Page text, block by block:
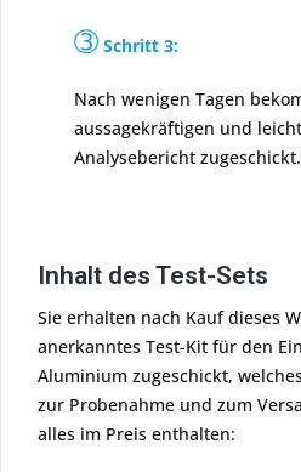
➂ Schritt 3:
Nach wenigen Tagen
aussagekräftigen und
Analysebericht zugeschickt.
Inhalt des Test-Sets
Sie erhalten nach Kauf dieses
anerkanntes Test-Kit für den
Aluminium zugeschickt,
zur Probenahme und zum
alles im Preis enthalten: